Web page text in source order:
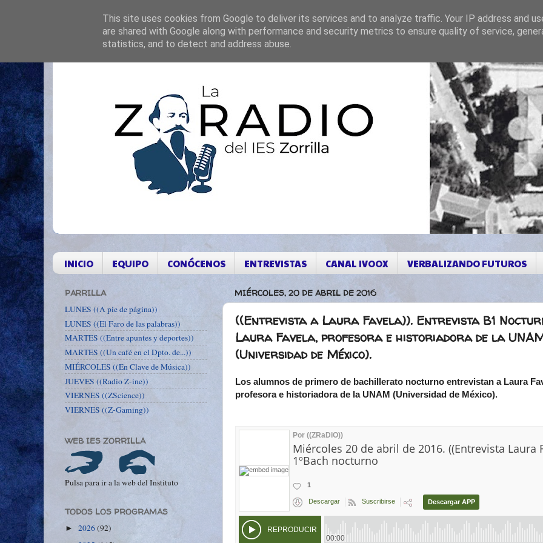
INICIO EQUIPO CONÓCENOS ENTREVISTAS CANAL IVOOX VERBALIZANDO FUTUROS
MIÉRCOLES, 20 DE ABRIL DE 2016
((Entrevista a Laura Favela)). Entrevista B1
Laura Favela, profesora e historiadora de la
(Universidad de México).
Los alumnos de primero de bachillerato nocturno entrevistan a Laura
profesora e historiadora de la UNAM (Universidad de México).
PARRILLA
LUNES ((A pie de página))
LUNES ((El Faro de las palabras))
MARTES ((Entre apuntes y deportes))
MARTES ((Un café en el Dpto. de...))
MIÉRCOLES ((En Clave de Música))
JUEVES ((Radio Z-ine))
VIERNES ((ZScience))
VIERNES ((Z-Gaming))
WEB IES ZORRILLA
Pulsa para ir a la web del Instituto
TODOS LOS PROGRAMAS
► 2026(92)
This site uses cookies from Google to deliver its services and to analyze traffic. Your IP address and
are shared with Google along with performance and security metrics to ensure quality of service,
statistics, and to detect and address abuse.